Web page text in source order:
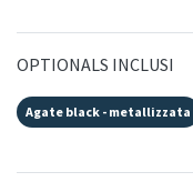
OPTIONALS INCLUSI
Agate black - metallizzata